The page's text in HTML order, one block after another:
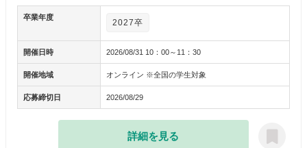
卒業年度
2027卒
開催日時 2026/08/31 10：00～11：30
開催地域 オンライン ※全国の学生対象
応募締切日 2026/08/29
詳細を見る